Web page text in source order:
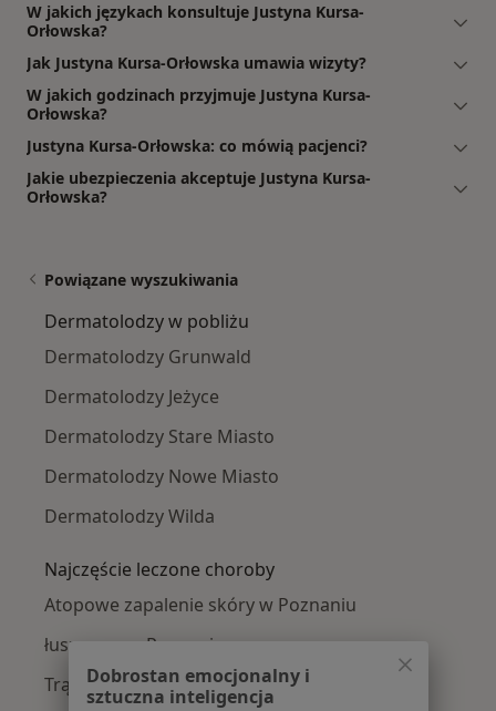
W jakich językach konsultuje Justyna Kursa-
Orłowska?
Jak Justyna Kursa-Orłowska umawia wizyty?
W jakich godzinach przyjmuje Justyna Kursa-
Orłowska?
Justyna Kursa-Orłowska: co mówią pacjenci?
Jakie ubezpieczenia akceptuje Justyna Kursa-
Orłowska?
Powiązane wyszukiwania
Dermatolodzy w pobliżu
Dermatolodzy Grunwald
Dermatolodzy Jeżyce
Dermatolodzy Stare Miasto
Dermatolodzy Nowe Miasto
Dermatolodzy Wilda
Najczęście leczone choroby
Atopowe zapalenie skóry w Poznaniu
łuszczyca w Poznaniu
Trądzik różowaty w Poznaniu
Dobrostan emocjonalny i
sztuczna inteligencja